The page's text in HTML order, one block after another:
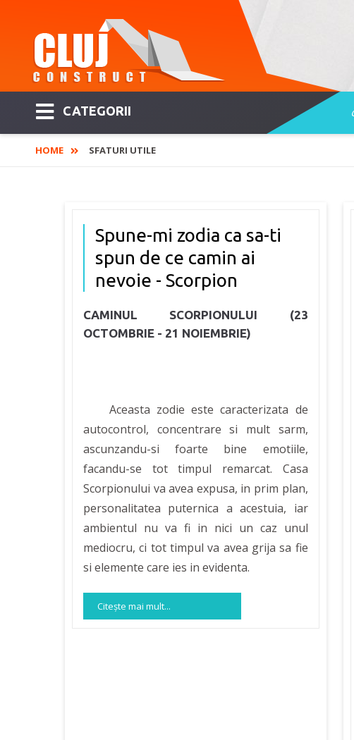
CATEGORII
HOME SFATURI UTILE
Spune-mi zodia ca sa-ti
spun de ce camin ai
nevoie - Scorpion
CAMINUL SCORPIONULUI (23
OCTOMBRIE - 21 NOIEMBRIE)
Aceasta zodie este caracterizata de
autocontrol, concentrare si mult sarm,
ascunzandu-si foarte bine emotiile,
facandu-se tot timpul remarcat. Casa
Scorpionului va avea expusa, in prim plan,
personalitatea puternica a acestuia, iar
ambientul nu va fi in nici un caz unul
mediocru, ci tot timpul va avea grija sa fie
si elemente care ies in evidenta.
Citeşte mai mult...